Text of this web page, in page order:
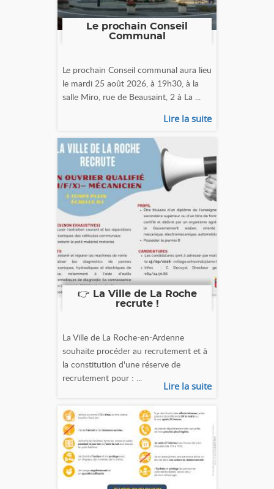
Le prochain Conseil
Communal
Le prochain Conseil communal aura lieu
le mardi 25 août 2026, à 19h30, à la
salle Miro, rue de Beausaint, 2 à La ...
Lire la suite
👉 La Ville de La Roche
recrute !
La Ville de La Roche-en-Ardenne
souhaite procéder au recrutement et à
la constitution d'une réserve de
recrutement pour : ...
Lire la suite